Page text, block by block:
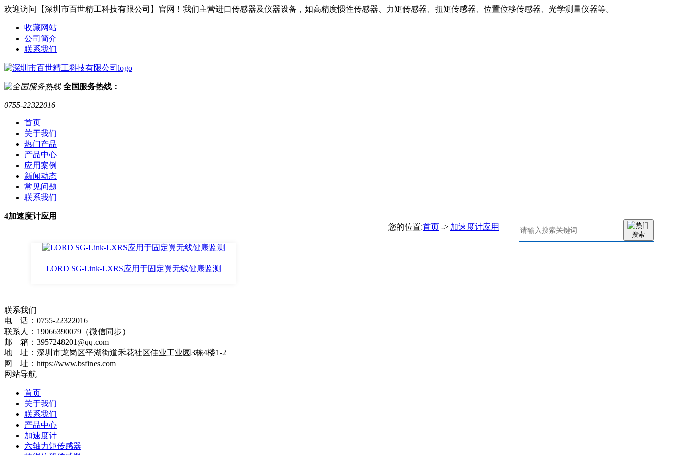
欢迎访问【深圳市百世精工科技有限公司】官网！我们主营进口传感器及仪器设备，如高精度惯性传感器、力矩传感器、扭矩传感器、位置位移传感器、光学测量仪器等。
收藏网站
公司简介
联系我们
全国服务热线：
0755-22322016
首页
关于我们
热门产品
产品中心
应用案例
新闻动态
常见问题
联系我们
4加速度计应用
您的位置:首页 -> 加速度计应用
LORD SG-Link-LXRS应用于固定翼无线健康监测
联系我们
电 话：0755-22322016
联系人：19066390079（微信同步）
邮 箱：3957248201@qq.com
地 址：深圳市龙岗区平湖街道禾花社区佳业工业园3栋4楼1-2
网 址：https://www.bsfines.com
网站导航
首页
关于我们
联系我们
产品中心
加速度计
六轴力矩传感器